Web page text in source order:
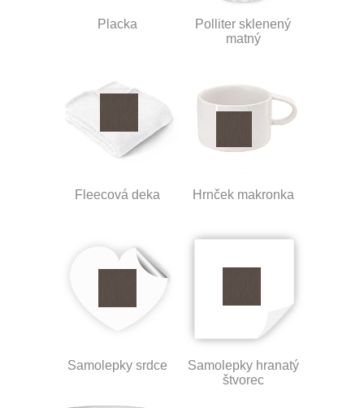
Placka
Polliter sklenený
matný
Fleecová deka Hrnček makronka
Samolepky srdce
Samolepky hranatý
štvorec